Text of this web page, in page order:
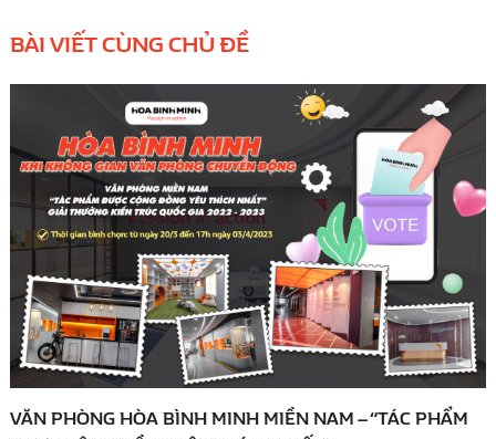
BÀI VIẾT CÙNG CHỦ ĐỀ
VĂN PHÒNG HÒA BÌNH MINH MIỀN NAM – “TÁC PHẨM